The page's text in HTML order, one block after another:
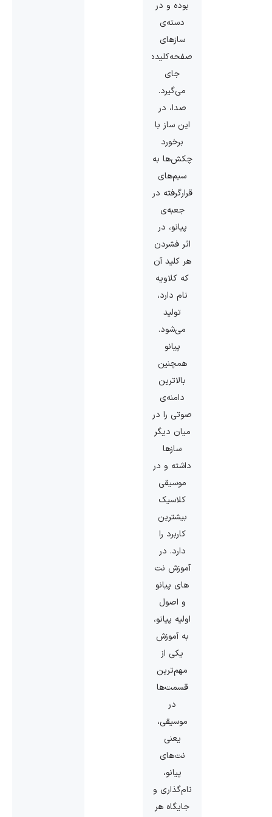
بوده و در
دسته‌ی
سازهای
صفحه‌کلیددار
جای
می‌گیرد.
صدا، در
این ساز با
برخورد
چکش‌ها به
سیم‌های
قرارگرفته در
جعبه‌ی
پیانو، در
اثر فشردن
هر کلید آن
که کلاویه
نام دارد،
تولید
می‌شود.
پیانو
همچنین
بالاترین
دامنه‌ی
صوتی را در
میان دیگر
سازها
داشته و در
موسیقی
کلاسیک
بیشترین
کاربرد را
دارد. در
آموزش نت‌
های پیانو
و اصول
اولیه پیانو،
به آموزش
یکی از
مهم‌ترین
قسمت‌ها
در
موسیقی،
یعنی
نت‌های
پیانو،
نام‌گذاری و
جایگاه هر